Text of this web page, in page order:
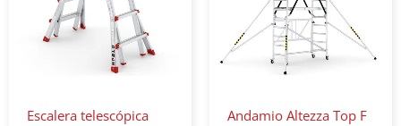
Escalera telescópica
Andamio Altezza Top F